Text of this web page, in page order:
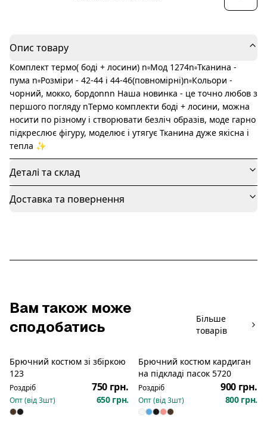
Опис товару
Комплект термо( боді + лосини) n▫️Мод 1274n▫️Тканина -
пума n▫️Розміри - 42-44 і 44-46(повномірні)n▫️Кольори -
чорний, мокко, бордоnnn Наша новинка - це точно любов з
першого погляду nТермо комплекти боді + лосини, можна
носити по різному і створювати безліч образів, моде гарно
підкреслює фігуру, моделює і утягує Тканина дуже якісна і
тепла ✨
Деталі та склад
Доставка та повернення
Вам також може
сподобатись
Більше
товарів
Новинка
Брючний костюм зі збіркою
123
Роздріб 750 грн.
Опт (від3шт) 650 грн.
Брючний костюм кардиган
на підкладі пасок 5720
Роздріб 900 грн.
Опт (від3шт) 800 грн.